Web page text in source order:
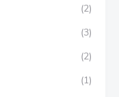
(2)
(3)
(2)
(1)